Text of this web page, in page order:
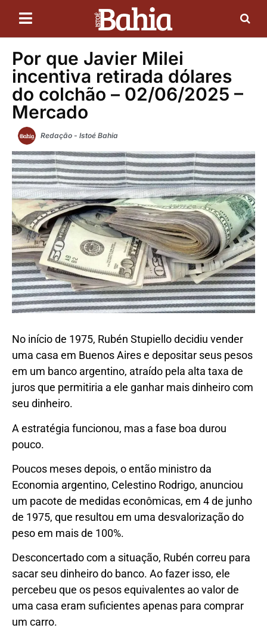
Por que Javier Milei
incentiva retirada dólares
do colchão – 02/06/2025 –
Mercado
Redação - Istoé Bahia
No início de 1975, Rubén Stupiello decidiu vender
uma casa em Buenos Aires e depositar seus pesos
em um banco argentino, atraído pela alta taxa de
juros que permitiria a ele ganhar mais dinheiro com
seu dinheiro.
A estratégia funcionou, mas a fase boa durou
pouco.
Poucos meses depois, o então ministro da
Economia argentino, Celestino Rodrigo, anunciou
um pacote de medidas econômicas, em 4 de junho
de 1975, que resultou em uma desvalorização do
peso em mais de 100%.
Desconcertado com a situação, Rubén correu para
sacar seu dinheiro do banco. Ao fazer isso, ele
percebeu que os pesos equivalentes ao valor de
uma casa eram suficientes apenas para comprar
um carro.